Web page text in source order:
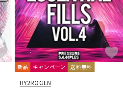
新品 キャンペーン 送料無料
HY2ROGEN